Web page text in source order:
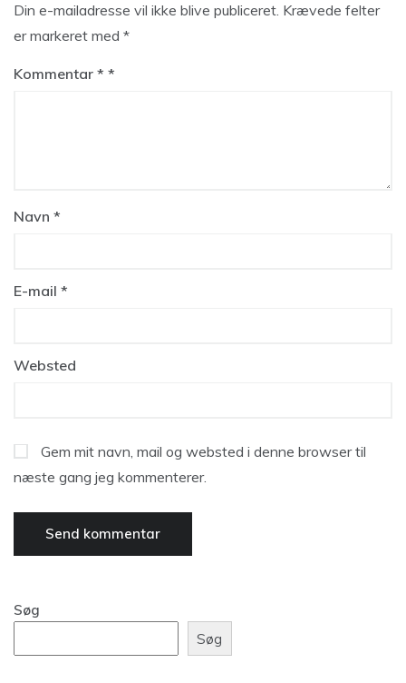
Din e-mailadresse vil ikke blive publiceret. Krævede felter
er markeret med *
Kommentar *
Navn *
E-mail *
Websted
Gem mit navn, mail og websted i denne browser til
næste gang jeg kommenterer.
Søg
Søg